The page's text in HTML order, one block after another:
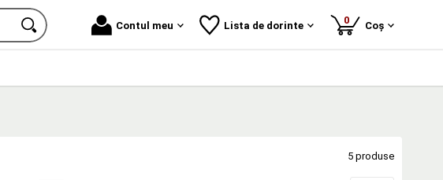
Contul meu Lista de dorinte 0produse
Coș
5 produse